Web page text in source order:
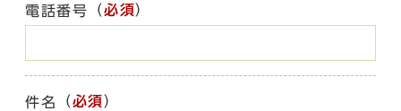
電話番号 （必須）
件名 （必須）